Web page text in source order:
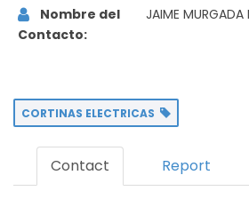
Nombre del
Contacto:
JAIME MURGADA
CORTINAS ELECTRICAS
Contact Report